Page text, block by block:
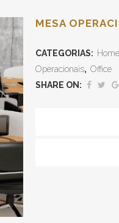
MESA
CATEGORIAS:
Operacionais, Office
SHARE ON: